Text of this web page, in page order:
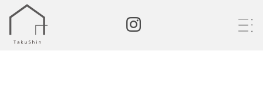
・
・
・